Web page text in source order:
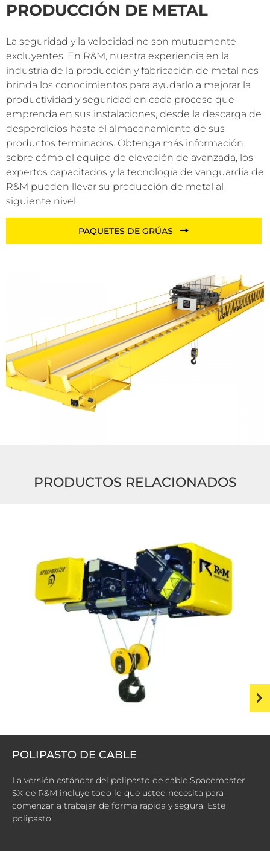
LEER MÁS
PRODUCCIÓN DE METAL
La seguridad y la velocidad no son mutuamente
excluyentes. En R&M, nuestra experiencia en la
industria de la producción y fabricación de metal nos
brinda los conocimientos para ayudarlo a mejorar la
productividad y seguridad en cada proceso que
emprenda en sus instalaciones, desde la descarga de
desperdicios hasta el almacenamiento de sus
productos terminados. Obtenga más información
sobre cómo el equipo de elevación de avanzada, los
expertos capacitados y la tecnología de vanguardia de
R&M pueden llevar su producción de metal al
siguiente nivel.
PAQUETES DE GRÚAS
PRODUCTOS RELACIONADOS
POLIPASTO DE CABLE
La versión estándar del polipasto de cable Spacemaster
SX de R&M incluye todo lo que usted necesita para
comenzar a trabajar de forma rápida y segura. Este
polipasto...